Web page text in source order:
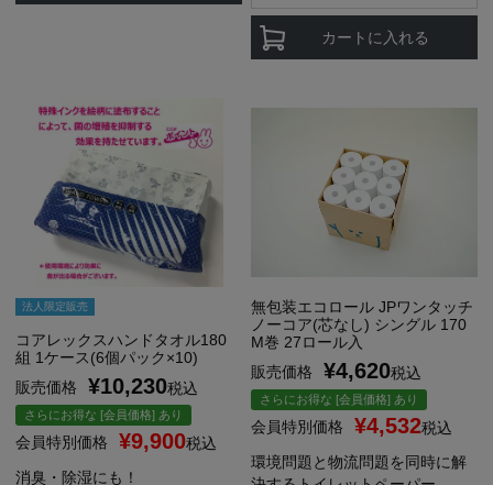
カートに入れる
法人限定販売
コアレックスハンドタオル180
組 1ケース(6個パック×10)
販売価格
¥10,230税込
さらにお得な [会員価格] あり
会員特別価格 ¥9,900税込
消臭・除湿にも！
無包装エコロール JPワンタッチ
ノーコア(芯なし) シングル 170
M巻 27ロール入
販売価格
¥4,620税込
さらにお得な [会員価格] あり
会員特別価格 ¥4,532税込
環境問題と物流問題を同時に解